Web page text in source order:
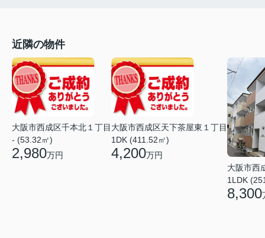
近隣の物件
大阪市西成区千本北１丁目
- (53.32㎡)
2,980万円
大阪市西成区天下茶屋東１丁目
1DK (411.52㎡)
4,200万円
大阪市西
1LDK
8,300